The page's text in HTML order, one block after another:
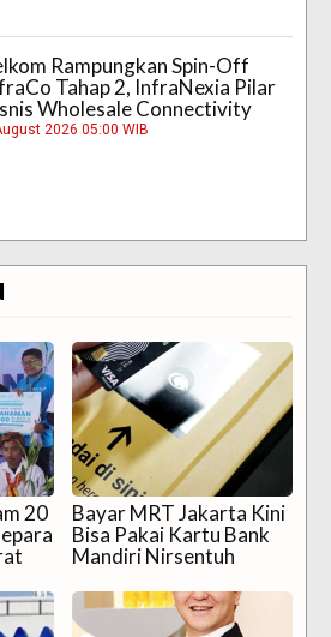
Rampungkan Spin-Off
Tahap 2, InfraNexia Pilar
Wholesale Connectivity
2026 05:00 WIB
20
Bayar MRT Jakarta Kini
Bisa Pakai Kartu Bank
Mandiri Nirsentuh